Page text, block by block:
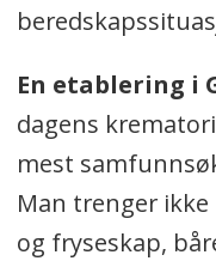
En etablering i
dagens
mest
Man trenger
og fryseskap,